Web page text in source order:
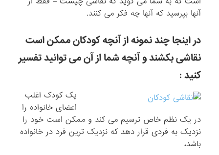
آنها بپرسید که آنها چه فکر می کنند.
در اینجا چند نمونه از آنچه کودکان ممکن است
نقاشی بکشند و آنچه شما از آن می توانید تفسیر
کنید :
یک کودک اغلب
اعضای خانواده را
در یک نظم خاص ترسیم می کند و ممکن است خود را
نزدیک به فردی قرار دهد که نزدیک ترین فرد در خانواده
باشد،